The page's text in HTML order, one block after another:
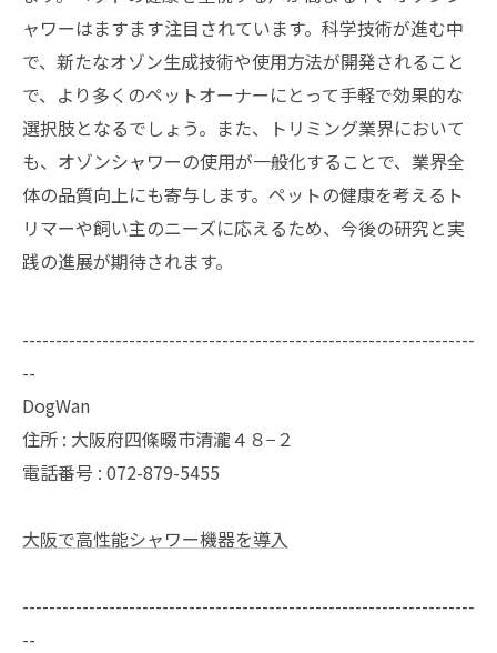
ャワーはますます注目されています。科学技術が進む中
で、新たなオゾン生成技術や使用方法が開発されること
で、より多くのペットオーナーにとって手軽で効果的な
選択肢となるでしょう。また、トリミング業界において
も、オゾンシャワーの使用が一般化することで、業界全
体の品質向上にも寄与します。ペットの健康を考えるト
リマーや飼い主のニーズに応えるため、今後の研究と実
践の進展が期待されます。
--------------------------------------------------------------------
--
DogWan
住所 : 大阪府四條畷市清瀧４８−２
電話番号 : 072-879-5455
大阪で高性能シャワー機器を導入
--------------------------------------------------------------------
--